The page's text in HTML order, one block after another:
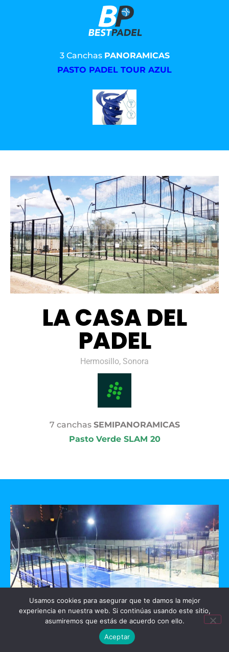
3 Canchas PANORAMICAS
PASTO PADEL TOUR AZUL
LA CASA DEL
PADEL
Hermosillo, Sonora
7 canchas SEMIPANORAMICAS
Pasto Verde SLAM 20
Usamos cookies para asegurar que te damos la mejor
experiencia en nuestra web. Si continúas usando este sitio,
asumiremos que estás de acuerdo con ello.
Aceptar